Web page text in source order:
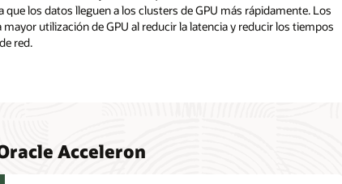
los datos lleguen a los clusters de GPU más rápidamente. Los
utilización de GPU al reducir la latencia y reducir los tiempos
red.
Acceleron